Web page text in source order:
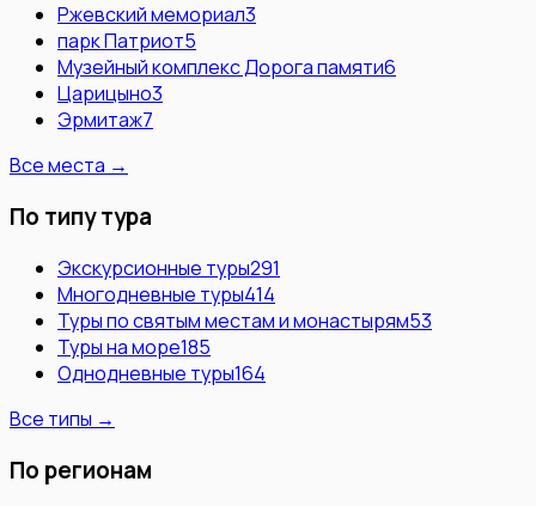
Ржевский мемориал3
парк Патриот5
Музейный комплекс Дорога памяти6
Царицыно3
Эрмитаж7
Все места →
По типу тура
Экскурсионные туры291
Многодневные туры414
Туры по святым местам и монастырям53
Туры на море185
Однодневные туры164
Все типы →
По регионам